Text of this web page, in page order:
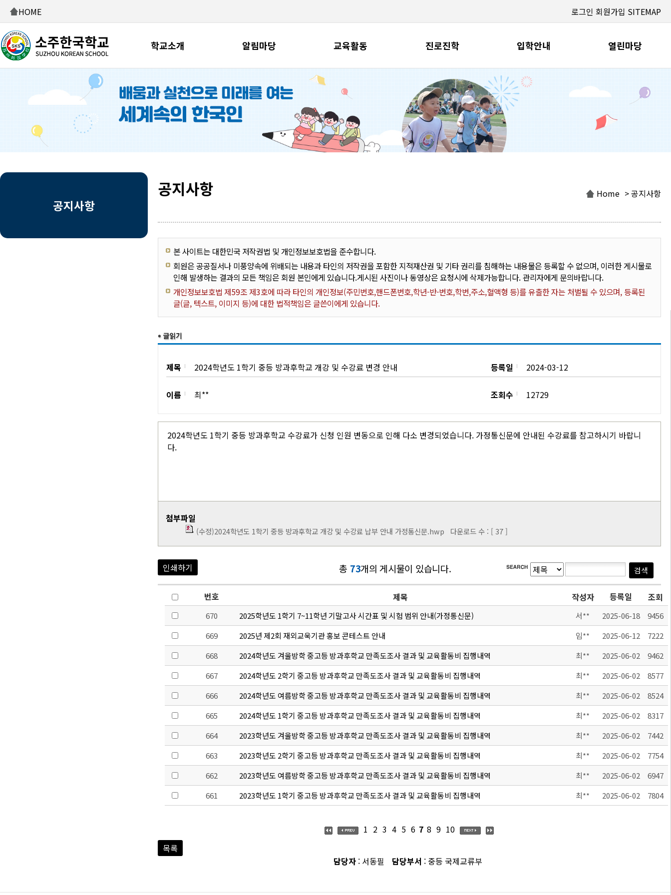
HOME 로그인 회원가입 SITEMAP
학교소개 알림마당 교육활동 진로진학 입학안내 열린마당
공지사항
공지사항 Home > 공지사항
본 사이트는 대한민국 저작권법 및 개인정보보호법을 준수합니다.
회원은 공공질서나 미풍양속에 위배되는 내용과 타인의 저작권을 포함한 지적재산권 및 기타 권리를 침해하는 내용물은 등록할 수 없으며, 이러한 게시물로
인해 발생하는 결과의 모든 책임은 회원 본인에게 있습니다.게시된 사진이나 동영상은 요청시에 삭제가능합니다. 관리자에게 문의바랍니다.
개인정보보호법 제59조 제3호에 따라 타인의 개인정보(주민번호,핸드폰번호,학년-반-번호,학번,주소,혈액형 등)를 유출한 자는 처벌될 수 있으며, 등록된
글(글, 텍스트, 이미지 등)에 대한 법적책임은 글쓴이에게 있습니다.
제목 2024학년도 1학기 중등 방과후학교 개강 및 수강료 변경 안내 등록일 2024-03-12
이름 최** 조회수 12729
2024학년도 1학기 중등 방과후학교 수강료가 신청 인원 변동으로 인해 다소 변경되었습니다. 가정통신문에 안내된 수강료를 참고하시기 바랍니
다.
첨부파일
(수정)2024학년도 1학기 중등 방과후학교 개강 및 수강료 납부 안내 가정통신문.hwp 다운로드 수 : [ 37 ]
인쇄하기 총 73개의 게시물이 있습니다.
번호 제목 작성자 등록일 조회
670 2025학년도 1학기 7~11학년 기말고사 시간표 및 시험 범위 안내(가정통신문) 서** 2025-06-18
9456
669
2025년 제2회 재외교욱기관 홍보 콘테스트 안내 임** 2025-06-12
7222
668
2024학년도 겨울방학 중고등 방과후학교 만족도조사 결과 및 교육활동비 집행내역 최** 2025-06-02
9462
667
2024학년도 2학기 중고등 방과후학교 만족도조사 결과 및 교육활동비 집행내역 최** 2025-06-02
8577
666
2024학년도 여름방학 중고등 방과후학교 만족도조사 결과 및 교육활동비 집행내역 최** 2025-06-02
8524
665
2024학년도 1학기 중고등 방과후학교 만족도조사 결과 및 교육활동비 집행내역 최** 2025-06-02
8317
664
2023학년도 겨울방학 중고등 방과후학교 만족도조사 결과 및 교육활동비 집행내역 최** 2025-06-02
7442
663
2023학년도 2학기 중고등 방과후학교 만족도조사 결과 및 교육활동비 집행내역 최** 2025-06-02
7754
662
2023학년도 여름방학 중고등 방과후학교 만족도조사 결과 및 교육활동비 집행내역 최** 2025-06-02
6947
661
2023학년도 1학기 중고등 방과후학교 만족도조사 결과 및 교육활동비 집행내역 최** 2025-06-02 7804
1 2 3 4 5 6 7 8 9 10
목록
담당자 : 서동필 담당부서 : 중등 국제교류부